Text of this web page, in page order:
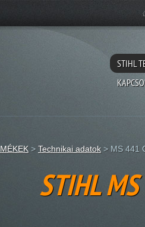
STIHL
> Technikai adatok > MS 441
STIHL